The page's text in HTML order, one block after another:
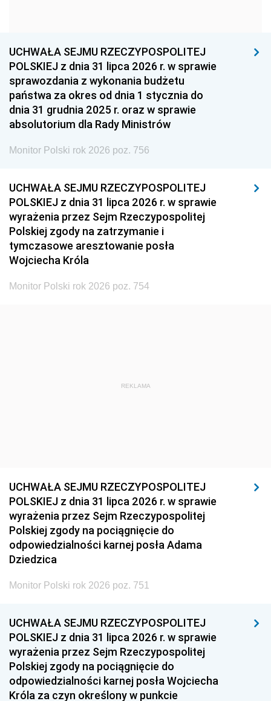
1939 1938 1937
1936 1930
UCHWAŁA SEJMU RZECZYPOSPOLITEJ
POLSKIEJ z dnia 31 lipca 2026 r. w sprawie
sprawozdania z wykonania budżetu
państwa za okres od dnia 1 stycznia do
dnia 31 grudnia 2025 r. oraz w sprawie
absolutorium dla Rady Ministrów
Monitor Polski rok 2026 poz. 756
UCHWAŁA SEJMU RZECZYPOSPOLITEJ
POLSKIEJ z dnia 31 lipca 2026 r. w sprawie
wyrażenia przez Sejm Rzeczypospolitej
Polskiej zgody na zatrzymanie i
tymczasowe aresztowanie posła
Wojciecha Króla
Monitor Polski rok 2026 poz. 754
REKLAMA
UCHWAŁA SEJMU RZECZYPOSPOLITEJ
POLSKIEJ z dnia 31 lipca 2026 r. w sprawie
wyrażenia przez Sejm Rzeczypospolitej
Polskiej zgody na pociągnięcie do
odpowiedzialności karnej posła Adama
Dziedzica
Monitor Polski rok 2026 poz. 751
UCHWAŁA SEJMU RZECZYPOSPOLITEJ
POLSKIEJ z dnia 31 lipca 2026 r. w sprawie
wyrażenia przez Sejm Rzeczypospolitej
Polskiej zgody na pociągnięcie do
odpowiedzialności karnej posła Wojciecha
Króla za czyn określony w punkcie